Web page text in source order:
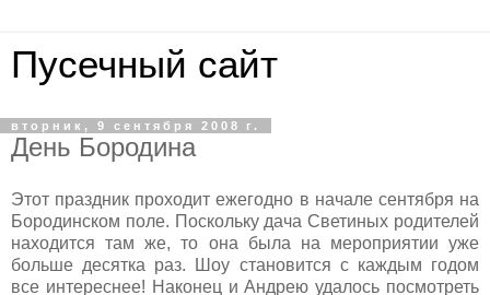
Пусечный сайт
вторник, 9 сентября 2008 г.
День Бородина
Этот праздник проходит ежегодно в начале сентября на
Бородинском поле. Поскольку дача Светиных родителей
находится там же, то она была на мероприятии уже
больше десятка раз. Шоу становится с каждым годом
все интереснее! Наконец и Андрею удалось посмотреть